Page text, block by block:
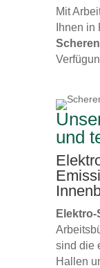
Mit
Ihnen
und
sind die
Hallen